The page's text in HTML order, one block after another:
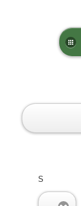
S